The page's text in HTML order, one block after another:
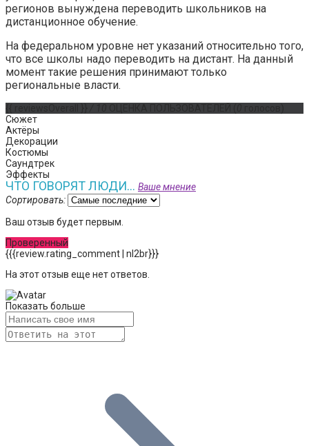
регионов вынуждена переводить школьников на
дистанционное обучение.
На федеральном уровне нет указаний относительно того,
что все школы надо переводить на дистант. На данный
момент такие решения принимают только
региональные власти.
Сюжет
Актёры
Декорации
Костюмы
Саундтрек
Эффекты
ЧТО ГОВОРЯТ ЛЮДИ... Ваше мнение
Сортировать:
Ваш отзыв будет первым.
Проверенный
{{{review.rating_comment | nl2br}}}
На этот отзыв еще нет ответов.
Показать больше